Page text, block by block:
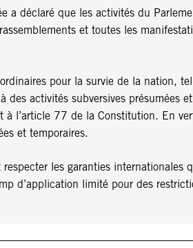
a déclaré que les activités du
et toutes les
pour la survie de la nation,
activités subversives présumées
l’article 77 de la Constitution. En
et temporaires.
les garanties internationales
d’application limité pour des